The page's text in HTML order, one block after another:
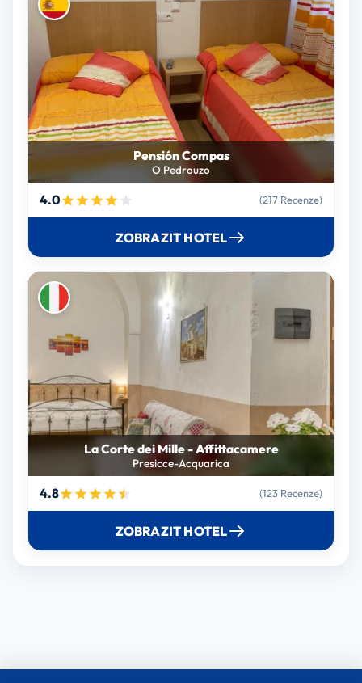
Pensión Compas
O Pedrouzo
4.0 (217 Recenze)
ZOBRAZIT HOTEL
La Corte dei Mille - Affittacamere
Presicce-Acquarica
4.8 (123 Recenze)
ZOBRAZIT HOTEL